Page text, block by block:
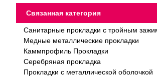
Связанная категория
Санитарные прокладки с тройным
Медные металлические прокладки
Каммпрофиль Прокладки
Серебряная прокладка
Прокладки с металлической оболочкой